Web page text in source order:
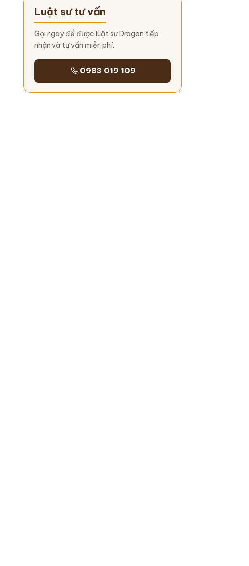
Luật sư tư vấn
Gọi ngay để được luật sư Dragon tiếp
nhận và tư vấn miễn phí.
0983 019 109